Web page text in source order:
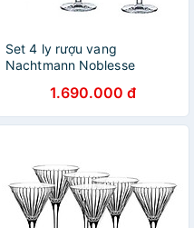
Set 4 ly rượu vang
Nachtmann Noblesse
hàng chính hãng
1.690.000 đ